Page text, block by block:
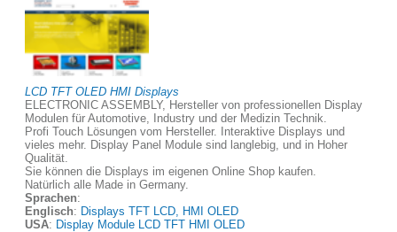
LCD TFT OLED HMI Displays
ELECTRONIC ASSEMBLY, Hersteller von professionellen Display
Modulen für Automotive, Industry und der Medizin Technik.
Profi Touch Lösungen vom Hersteller. Interaktive Displays und
vieles mehr. Display Panel Module sind langlebig, und in Hoher
Qualität.
Sie können die Displays im eigenen Online Shop kaufen.
Natürlich alle Made in Germany.
Sprachen:
Englisch: Displays TFT LCD, HMI OLED
USA: Display Module LCD TFT HMI OLED